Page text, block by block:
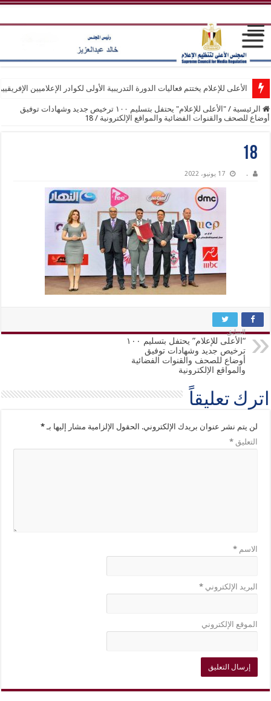
الأعلى للإعلام يختتم فعاليات الدورة التدريبية الأولى لكوادر الإعلاميين
الرئيسية /
"الأعلى للإعلام" يحتفل بتسليم ١٠٠ ترخيص جديد وشهادات توفيق
أوضاع للصحف والقنوات الفضائية والمواقع الإلكترونية /
18
18
. 17 يونيو، 2022
السابق
“الأعلى للإعلام” يحتفل بتسليم ١٠٠
ترخيص جديد وشهادات توفيق
أوضاع للصحف والقنوات الفضائية
والمواقع الإلكترونية
اترك تعليقاً
لن يتم نشر عنوان بريدك الإلكتروني. الحقول الإلزامية مشار إليها بـ*
التعليق*
الاسم*
البريد الإلكتروني*
الموقع الإلكتروني